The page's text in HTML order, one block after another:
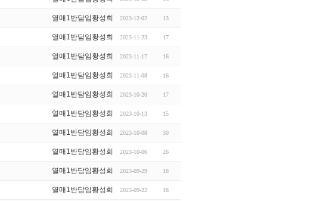
열매1반담임황성희 2023-12-02 13
열매1반담임황성희 2023-11-23 17
열매1반담임황성희 2023-11-17 16
열매1반담임황성희 2023-11-08 16
열매1반담임황성희 2023-10-20 17
열매1반담임황성희 2023-10-13 15
열매1반담임황성희 2023-10-08 30
열매1반담임황성희 2023-10-06 26
열매1반담임황성희 2023-09-29 18
열매1반담임황성희 2023-09-22 18